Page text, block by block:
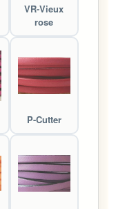
VR-Vieux
rose
P-Cutter